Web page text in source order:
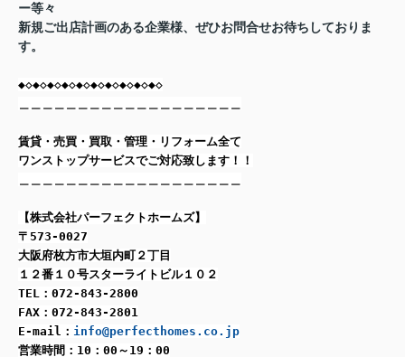
ー等々
新規ご出店計画のある企業様、ぜひお問合せお待ちしておりま
す。
◆◇◆◇◆◇◆◇◆◇◆◇◆◇◆◇◆◇◆◇
賃貸・売買・買取・管理・リフォーム全て
ワンストップサービスでご対応致します！！
【株式会社パーフェクトホームズ】
〒573-0027
大阪府枚方市大垣内町２丁目
１２番１０号スターライトビル１０２
TEL：072-843-2800
FAX：072-843-2801
E-mail： info@perfecthomes.co.jp
営業時間：10：00～19：00